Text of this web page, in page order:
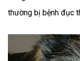
thường bị bệnh đục